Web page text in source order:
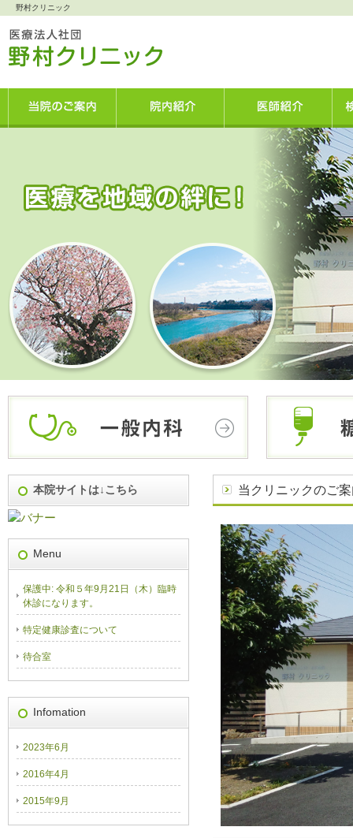
野村クリニック
医師紹介
当クリニックのご
本院サイトは↓こちら
Menu
保護中: 令和５年9月21日（木）臨時
休診になります。
特定健康診査について
待合室
Infomation
2023年6月
2016年4月
2015年9月